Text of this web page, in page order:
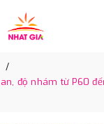
độ nhám từ P60